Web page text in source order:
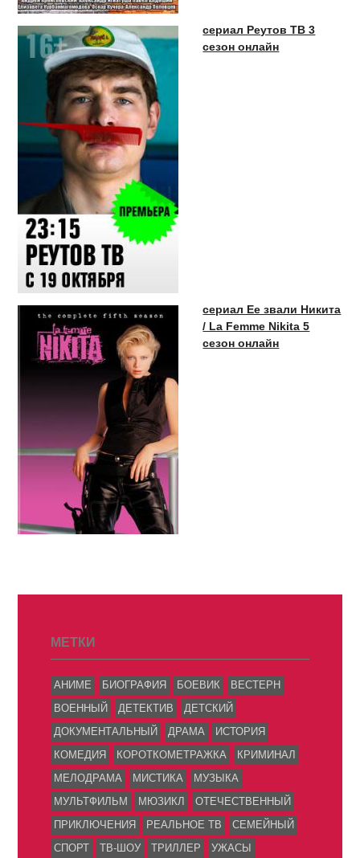
сериал Реутов ТВ 3
сезон онлайн
сериал Ее звали Никита
/ La Femme Nikita 5
сезон онлайн
МЕТКИ
АНИМЕ БИОГРАФИЯ БОЕВИК
ВЕСТЕРН
ВОЕННЫЙ
ДЕТЕКТИВ
ДЕТСКИЙ
ДОКУМЕНТАЛЬНЫЙ
ДРАМА
ИСТОРИЯ
КОМЕДИЯ
КОРОТКОМЕТРАЖКА
КРИМИНАЛ
МЕЛОДРАМА
МИСТИКА
МУЗЫКА
МУЛЬТФИЛЬМ
МЮЗИКЛ
ОТЕЧЕСТВЕННЫЙ
ПРИКЛЮЧЕНИЯ
РЕАЛЬНОЕ ТВ
СЕМЕЙНЫЙ
СПОРТ
ТВ-ШОУ ТРИЛЛЕР УЖАСЫ